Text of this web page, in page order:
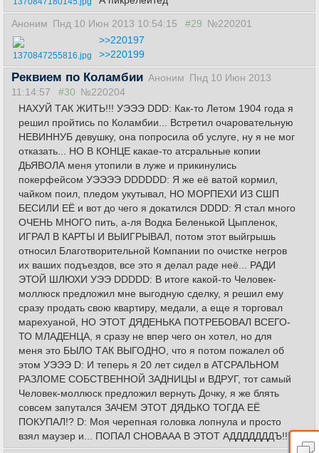
Аноним Пнд 10 Июн 2013 10:54:15 #29 №220201
1370847255816.jpg
>>220197
>>220199
Реквием по Коламбии Аноним Пнд 10 Июн 2013
11:14:57
#30 №220204
НАХУЙ ТАК ЖИТЬ!!! УЭЭЭ DDD: Как-то Летом 1904 года я
решил пройтись по Коламбии... Встретил очаровательную
НЕВИННУБ девушку, она попросила об услуге, ну я не мог
отказать... НО В КОНЦЕ какае-то атсральные копии
ДЬЯВОЛА меня утопили в луже и прикинулись
покерфейсом УЭЭЭЭ DDDDDD: Я же её ватой кормил,
чайком поил, пледом укутывал, НО МОРПЕХИ ИЗ СШП
БЕСИЛИ ЕЁ и вот до чего я докатился DDDD: Я стал много
ОЧЕНЬ МНОГО пить, а-ля Водка Беленькой Цыпленок,
ИГРАЛ В КАРТЫ И ВЫИГРЫВАЛ, потом этот выйгрышь
относил Благотворительной Компании по очистке негров
их ваших подъездов, все это я делал раде неё... РАДИ
ЭТОЙ ШЛЮХИ УЭЭ DDDDD: В итоге какой-то Человек-
моллюск предложил мне выгодную сделку, я решил ему
сразу продать свою квартиру, медали, а еще я торговал
марехуаной, НО ЭТОТ ДЯДЕНЬКА ПОТРЕБОВАЛ ВСЕГО-
ТО МЛАДЕНЦА, я сразу не впер чего он хотел, но для
меня это БЫЛО ТАК ВЫГОДНО, что я потом пожалел об
этом УЭЭЭ D: И теперь я 20 лет сидел в АТСРАЛЬНОМ
РАЗЛОМЕ СОБСТВЕННОЙ ЗАДНИЦЫ и ВДРУГ, тот самый
Человек-моллюск предложил вернуть Дочку, я же блять
совсем запутался ЗАЧЕМ ЭТОТ ДЯДЬКО ТОГДА ЕЁ
ПОКУПАЛ!? D: Моя черепная головка лопнула и просто
взял маузер и... ПОПАЛ СНОВААА В ЭТОТ АДДДДДДДЪ!!!